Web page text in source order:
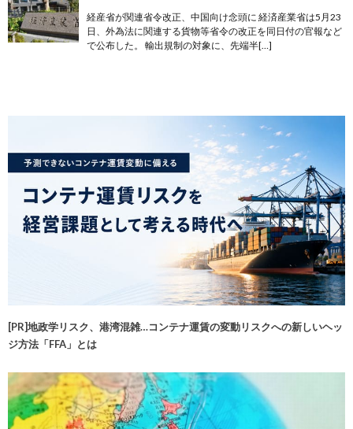
経産省が関連省令改正、中国向け念頭に 経済産業省は5月23
日、外為法に関連する貨物等省令の改正を同日付の官報など
で公布した。 輸出規制の対象に、先端半[…]
[PR]地政学リスク、港湾混雑…コンテナ運賃の変動リスクへの新しいヘッ
ジ方法「FFA」とは